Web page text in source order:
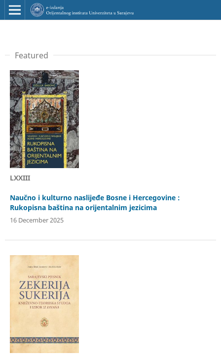
Featured
LXXIII
Naučno i kulturno naslijeđe Bosne i Hercegovine :
Rukopisna baština na orijentalnim jezicima
16 December 2025